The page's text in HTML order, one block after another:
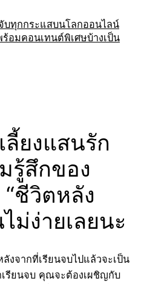
บทุกกระแสบนโลกออนไลน์
อมคอนเทนต์พิเศษบ้างเป็น
ลี้ยงแสนรัก
รู้สึกของ
ชีวิตหลัง
ม่ง่ายเลยนะ
งจากที่เรียนจบไปแล้วจะเป็น
รียนจบ คุณจะต้องเผชิญกับ